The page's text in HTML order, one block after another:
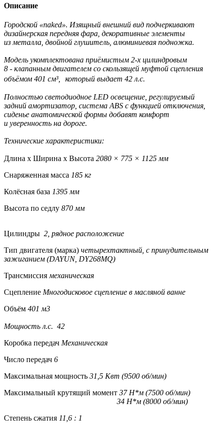
Описание
Городской «naked». Изящный внешний вид подчеркивают
дизайнерская передняя фара, декоративные элементы
из металла, двойной глушитель, алюминиевая подножка.
Модель укомплектована приёмистым 2-х цилиндровым
8 - клапанным двигателем со скользящей муфтой сцепления
объёмом 401 см³, который выдает 42 л.с.
Полностью светодиодное LED освещение, регулируемый
задний амортизатор, система ABS с функцией отключения,
сиденье анатомической формы добавят комфорт
и уверенность на дороге.
Технические характеристики:
Длина х Ширина х Высота 2080 × 775 × 1125 мм
Снаряженная масса 185 кг
Колёсная база 1395 мм
Высота по седлу 870 мм
Цилиндры 2, рядное расположение
Тип двигателя (марка) четырехтактный, с принудительным
зажиганием (DAYUN, DY268MQ)
Трансмиссия механическая
Сцепление Многодисковое сцепление в масляной ванне
Объём 401 м3
Мощность л.с. 42
Коробка передач Механическая
Число передач 6
Максимальная мощность 31,5 Квт (9500 об/мин)
Максимальный крутящий момент 37 Н*м (7500 об/мин)
34 Н*м (8000 об/мин)
Степень сжатия 11,6 : 1